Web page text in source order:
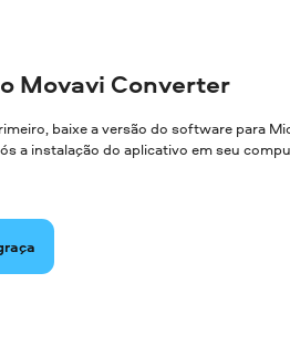
Movavi Converter
baixe a versão do software para
a instalação do aplicativo em seu